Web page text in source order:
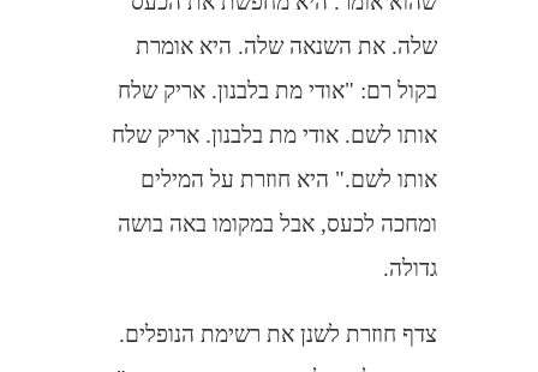
שלה. את השנאה שלה. היא אומרת
בקול רם: "אודי מת בלבנון. אריק שלח
אותו לשם. אודי מת בלבנון. אריק שלח
אותו לשם." היא חוזרת על המילים
ומחכה לכעס, אבל במקומו באה בושה
גדולה.
צדף חוזרת לשנן את רשימת הנופלים.